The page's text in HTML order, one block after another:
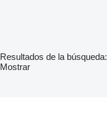
Resultados de la búsqueda:
Mostrar